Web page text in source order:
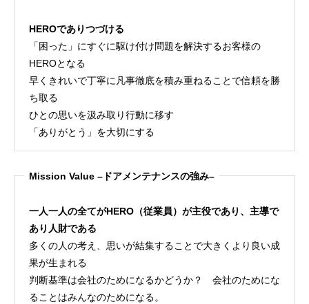
HEROでありつづける
「困った」にすぐに駆け付け問題を解決するお客様の
HEROとなる
早くきれいで丁寧に凡事徹底を積み重ねることで信頼を勝
ち取る
ひとの思いを汲み取り行動に移す
「ありがとう」を大切にする
Mission Value –ドアメンテナンスの強み–
一人一人の全てがHERO（従業員）が主役であり、主導で
あり人財である
多くの人の考え、思いが結集することで大きくより良い成
果が生まれる
判断基準は会社のためになるかどうか？ 会社のためにな
ることはみんなのためになる。